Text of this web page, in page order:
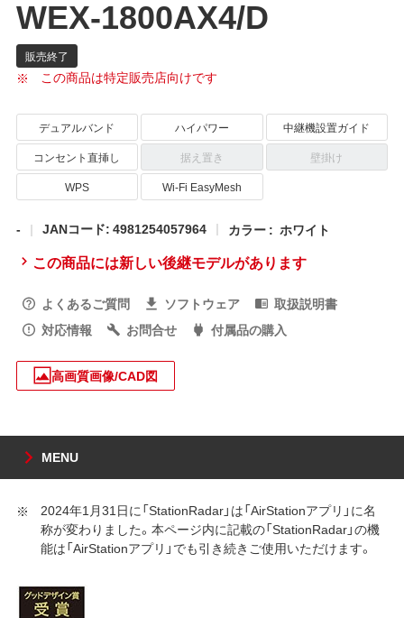
WEX-1800AX4/D
この商品は特定販売店向けです
デュアルバンド ハイパワー
中継機設置ガイド
コンセント直挿し
据え置き
壁掛け
WPS
Wi-Fi EasyMesh
- JANコード: 4981254057964 カラー : ホワイト
この商品には新しい後継モデルがあります
よくあるご質問 ソフトウェア
取扱説明書
対応情報
お問合せ 付属品の購入
高画質画像/CAD図
MENU
2024年1月31日に「StationRadar」は「AirStationアプリ」に名
称が変わりました。本ページ内に記載の「StationRadar」の機
能は「AirStationアプリ」でも引き続きご使用いただけます。